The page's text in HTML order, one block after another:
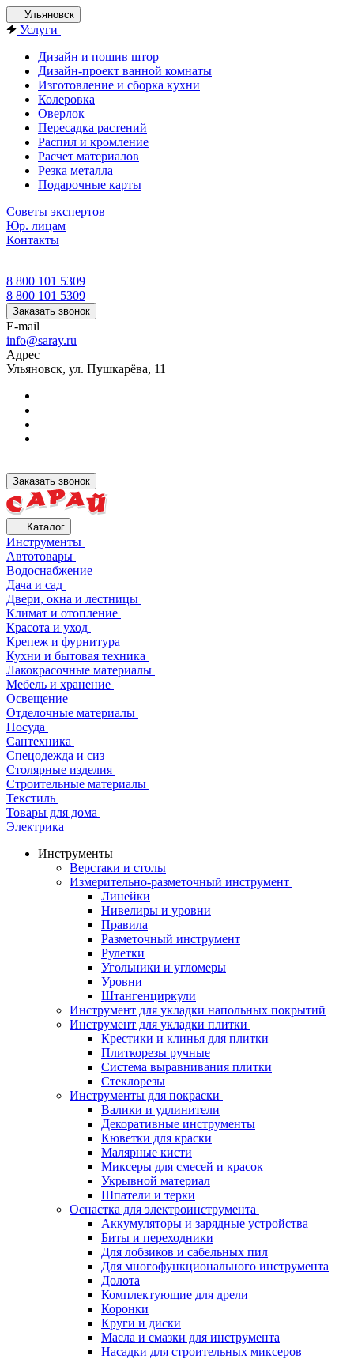
Ульяновск
Услуги
Дизайн и пошив штор
Дизайн-проект ванной комнаты
Изготовление и сборка кухни
Колеровка
Оверлок
Пересадка растений
Распил и кромление
Расчет материалов
Резка металла
Подарочные карты
Советы экспертов
Юр. лицам
Контакты
8 800 101 5309
8 800 101 5309
Заказать звонок
E-mail
info@saray.ru
Адрес
Ульяновск, ул. Пушкарёва, 11
Заказать звонок
Каталог
Инструменты
Автотовары
Водоснабжение
Дача и сад
Двери, окна и лестницы
Климат и отопление
Красота и уход
Крепеж и фурнитура
Кухни и бытовая техника
Лакокрасочные материалы
Мебель и хранение
Освещение
Отделочные материалы
Посуда
Сантехника
Спецодежда и сиз
Столярные изделия
Строительные материалы
Текстиль
Товары для дома
Электрика
Инструменты
Верстаки и столы
Измерительно-разметочный инструмент
Линейки
Нивелиры и уровни
Правила
Разметочный инструмент
Рулетки
Угольники и угломеры
Уровни
Штангенциркули
Инструмент для укладки напольных покрытий
Инструмент для укладки плитки
Крестики и клинья для плитки
Плиткорезы ручные
Система выравнивания плитки
Стеклорезы
Инструменты для покраски
Валики и удлинители
Декоративные инструменты
Кюветки для краски
Малярные кисти
Миксеры для смесей и красок
Укрывной материал
Шпатели и терки
Оснастка для электроинструмента
Аккумуляторы и зарядные устройства
Биты и переходники
Для лобзиков и сабельных пил
Для многофункционального инструмента
Долота
Комплектующие для дрели
Коронки
Круги и диски
Масла и смазки для инструмента
Насадки для строительных миксеров